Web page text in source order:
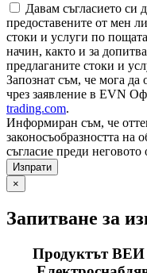
Давам съгласието си
предоставените от мен
стоки и услуги по
начин, както и за
предлаганите стоки и
Запознат съм, че мога да
чрез заявление в EVN
trading.com.
Информиран съм, че
законосъобразността на
съгласие преди неговото
×
Запитване за
Продуктът ВЕИ